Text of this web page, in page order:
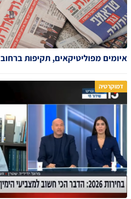
איומים מפוליטיקאים, תקיפות ברחוב
דמוקרטיה